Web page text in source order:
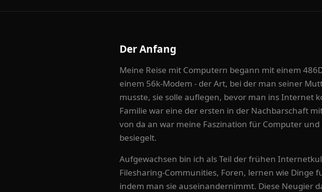
Der Anfang
Meine Reise mit Computern begann mit einem
einem 56k-Modem - der Art, bei der man seiner
musste, sie solle auflegen, bevor man ins Internet
Familie war eine der ersten in der Nachbarschaft
von da an war meine Faszination für Computer
besiegelt.
Aufgewachsen bin ich als Teil der frühen
Filesharing-Communities, Foren, lernen wie Dinge
indem man sie auseinandernimmt. Diese Neugier